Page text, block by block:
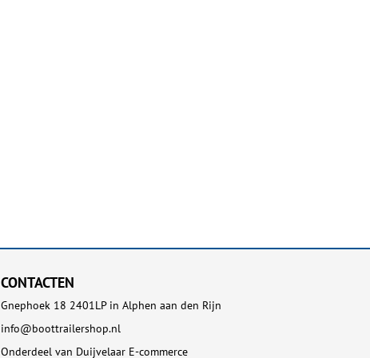
CONTACTEN
Gnephoek 18 2401LP in Alphen aan den Rijn
info@boottrailershop.nl
Onderdeel van Duijvelaar E-commerce